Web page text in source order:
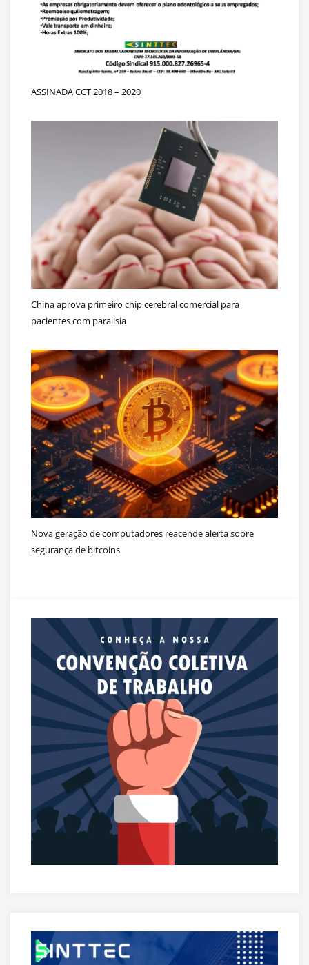
ASSINADA CCT 2018 – 2020
China aprova primeiro chip cerebral comercial para
pacientes com paralisia
Nova geração de computadores reacende alerta sobre
segurança de bitcoins